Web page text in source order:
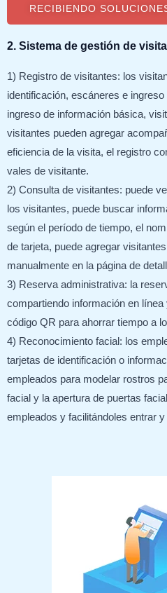
RECIBIENDO
2. Sistema de gestión de
1) Registro de visitantes: los
identificación, escáneres e
ingreso de información básica,
visitantes pueden agregar
eficiencia de la visita, el registro
vales de visitante.
2) Consulta de visitantes: puede
los visitantes, puede buscar
según el período de tiempo, el
de tarjeta, puede agregar
manualmente en la página de
3) Reserva administrativa: la
compartiendo información en
código QR para ahorrar tiempo a
4) Reconocimiento facial: los
tarjetas de identificación o
empleados para modelar rostros
facial y la apertura de puertas
empleados y facilitándoles entrar y